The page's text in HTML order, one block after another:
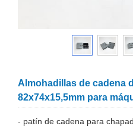
Almohadillas de cadena
82x74x15,5mm para
- patín de cadena para